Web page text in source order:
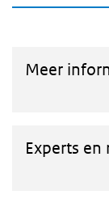
Meer
Experts en